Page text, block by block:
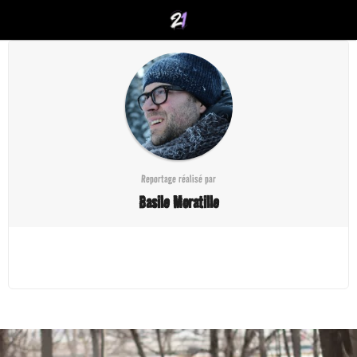
Reportage réalisé par
Basile Moratille